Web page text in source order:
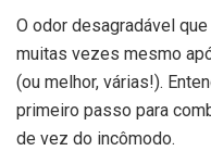
O odor desagradável
muitas vezes mesmo
(ou melhor, várias!).
primeiro passo para
de vez do incômodo.